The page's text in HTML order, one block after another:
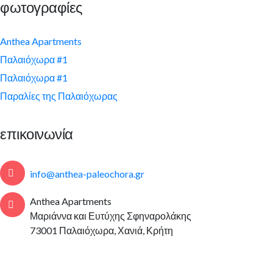
φωτογραφίες
Anthea Apartments
Παλαιόχωρα #1
Παλαιόχωρα #1
Παραλίες της Παλαιόχωρας
επικοινωνία
info@anthea-paleochora.gr
Anthea Apartments
Μαριάννα και Ευτύχης Σφηναρολάκης
73001 Παλαιόχωρα, Χανιά, Κρήτη